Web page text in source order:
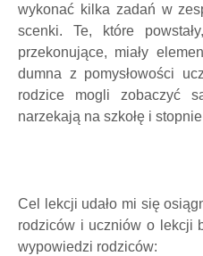
wykonać kilka zadań w
scenki. Te, które
przekonujące, miały
dumna z pomysłowości
rodzice mogli zobaczyć
narzekają na szkołę i
Cel lekcji udało mi się
rodziców i uczniów o lekcji
wypowiedzi rodziców: